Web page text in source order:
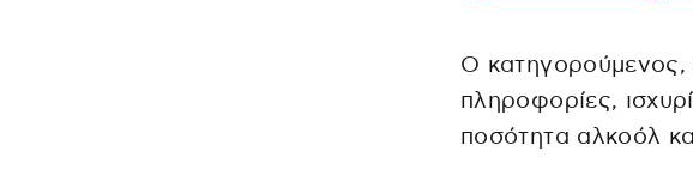
Ο
πληροφορίες,
ποσότητα αλκοόλ